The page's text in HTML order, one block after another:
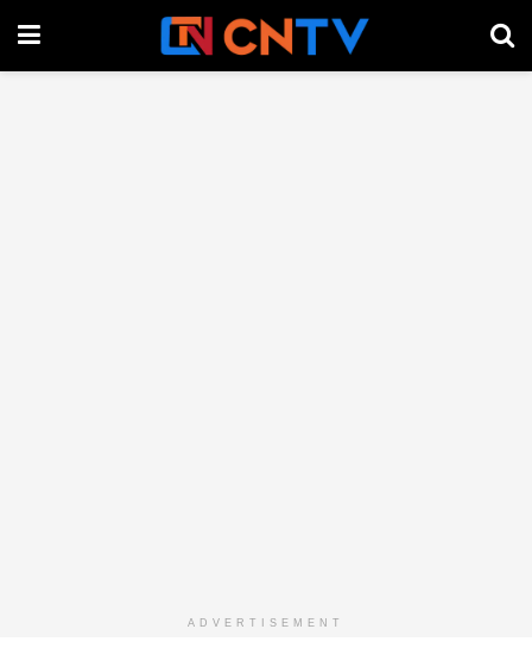
ADVERTISEMENT